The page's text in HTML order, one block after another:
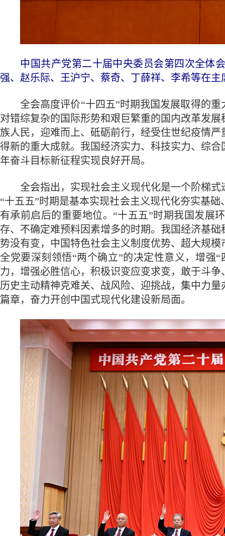
中国共产党第二十届中央委员会第四次全体会
强、赵乐际、王沪宁、蔡奇、丁薛祥、李希等在
全会高度评价“十四五”时期我国发展取得的重
对错综复杂的国际形势和艰巨繁重的国内改革发
族人民，迎难而上、砥砺前行，经受住世纪疫情
得新的重大成就。我国经济实力、科技实力、综
年奋斗目标新征程实现良好开局。
全会指出，实现社会主义现代化是一个阶梯式
“十五五”时期是基本实现社会主义现代化夯实基
有承前启后的重要地位。“十五五”时期我国发展
存、不确定难预料因素增多的时期。我国经济基
势没有变，中国特色社会主义制度优势、超大规
全党要深刻领悟“两个确立”的决定性意义，增强
力，增强必胜信心，积极识变应变求变，敢于斗
历史主动精神克难关、战风险、迎挑战，集中力
篇章，奋力开创中国式现代化建设新局面。